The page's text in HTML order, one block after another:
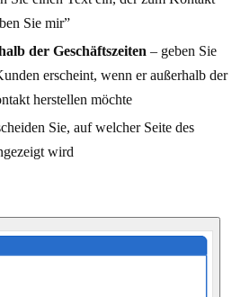
Sie mir”
der Geschäftszeiten – geben Sie
erscheint, wenn er außerhalb der
herstellen möchte
Sie, auf welcher Seite des
wird